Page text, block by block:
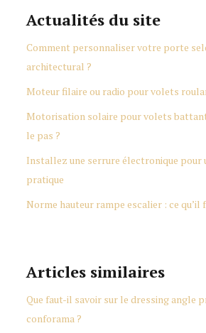
Actualités du site
Comment personnaliser votre porte
architectural ?
Moteur filaire ou radio pour volets
Motorisation solaire pour volets
le pas ?
Installez une serrure électronique pour
pratique
Norme hauteur rampe escalier : ce qu’il
Articles similaires
Que faut-il savoir sur le dressing angle
conforama ?